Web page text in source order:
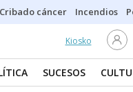
Cribado cáncer Incendios
Kiosko
SUCESOS